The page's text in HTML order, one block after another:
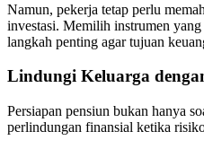
Namun, pekerja tetap perlu
investasi. Memilih instrumen
langkah penting agar tujuan
Lindungi Keluarga
Persiapan pensiun bukan hanya
perlindungan finansial ketika